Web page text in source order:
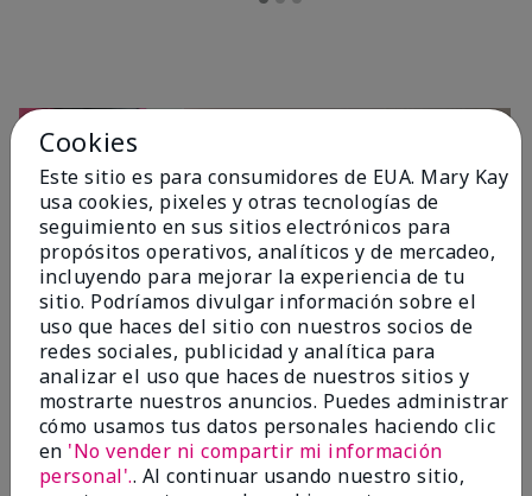
OPINIONES
4.7
10 Reseñas
Cookies
Este sitio es para consumidores de EUA. Mary Kay
usa cookies, pixeles y otras tecnologías de
seguimiento en sus sitios electrónicos para
propósitos operativos, analíticos y de mercadeo,
incluyendo para mejorar la experiencia de tu
sitio. Podríamos divulgar información sobre el
uso que haces del sitio con nuestros socios de
redes sociales, publicidad y analítica para
analizar el uso que haces de nuestros sitios y
mostrarte nuestros anuncios. Puedes administrar
cómo usamos tus datos personales haciendo clic
en 'No vender ni compartir mi información
personal'.. Al continuar usando nuestro sitio,